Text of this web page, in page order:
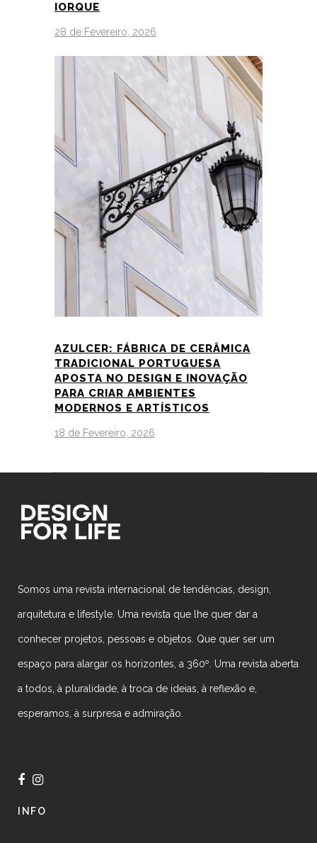
IORQUE
28 de Fevereiro, 2026
AZULCER: FÁBRICA DE CERÂMICA
TRADICIONAL PORTUGUESA
APOSTA NO DESIGN E INOVAÇÃO
PARA CRIAR AMBIENTES
MODERNOS E ARTÍSTICOS
18 de Fevereiro, 2026
Somos uma revista internacional de tendências, design,
arquitetura e lifestyle. Uma revista que lhe quer dar a
conhecer projetos, pessoas e objetos. Que quer ser um
espaço para alargar os horizontes, a 360º. Uma revista aberta
a todos, à pluralidade, à troca de ideias, à reflexão e,
esperamos, à surpresa e admiração.
INFO